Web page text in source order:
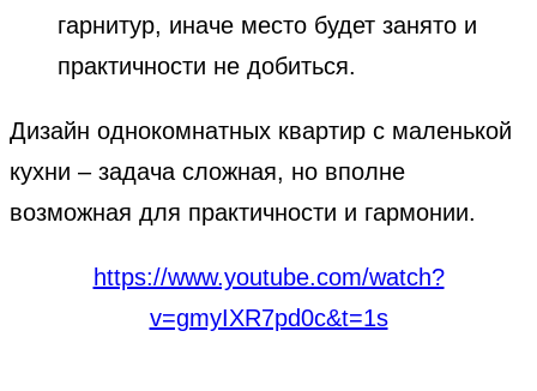
гарнитур, иначе место будет занято и
практичности не добиться.
Дизайн однокомнатных квартир с маленькой
кухни – задача сложная, но вполне
возможная для практичности и гармонии.
https://www.youtube.com/watch?
v=gmyIXR7pd0c&t=1s